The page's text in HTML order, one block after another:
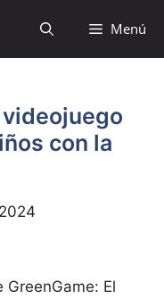
Menú
videojuego
con la
GreenGame: El